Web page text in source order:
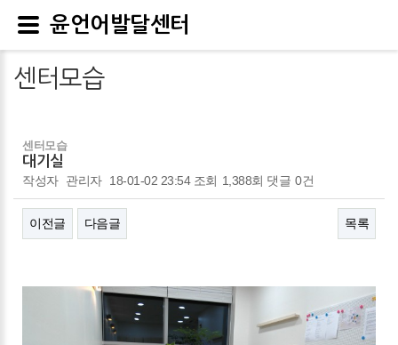
센터모습
센터모습
대기실
작성자 관리자 18-01-02 23:54조회 1,388회 댓글 0건
이전글 다음글 목록
윤언어발달센터